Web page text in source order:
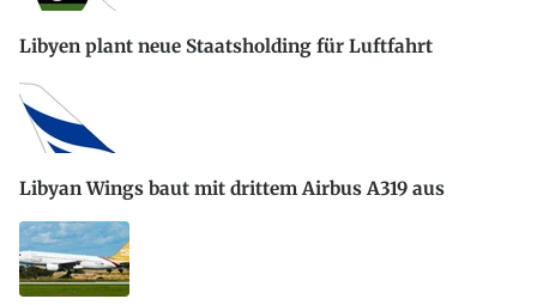
Libyen plant neue Staatsholding für Luftfahrt
Libyan Wings baut mit drittem Airbus A319 aus